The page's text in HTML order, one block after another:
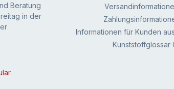
Beratung
in der
.
Informationen für Kunden
Kunststoffglossar